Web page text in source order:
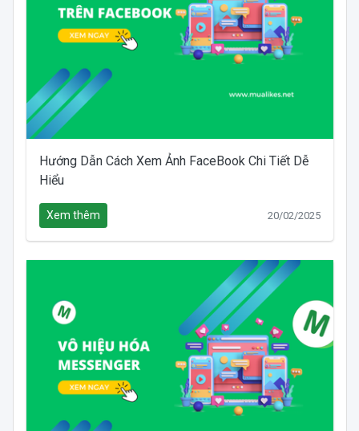
Hướng Dẫn Cách Xem Ảnh FaceBook Chi Tiết Dễ
Hiểu
Xem thêm 20/02/2025